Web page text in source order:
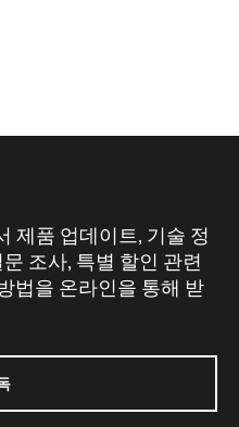
제품 업데이트, 기술 정
조사, 특별 할인 관련
법을 온라인을 통해 받